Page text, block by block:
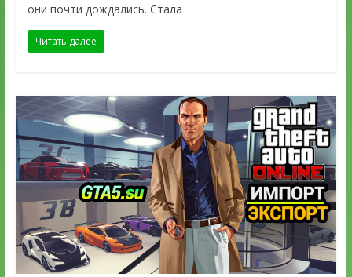
они почти дождались. Стала
Читать далее